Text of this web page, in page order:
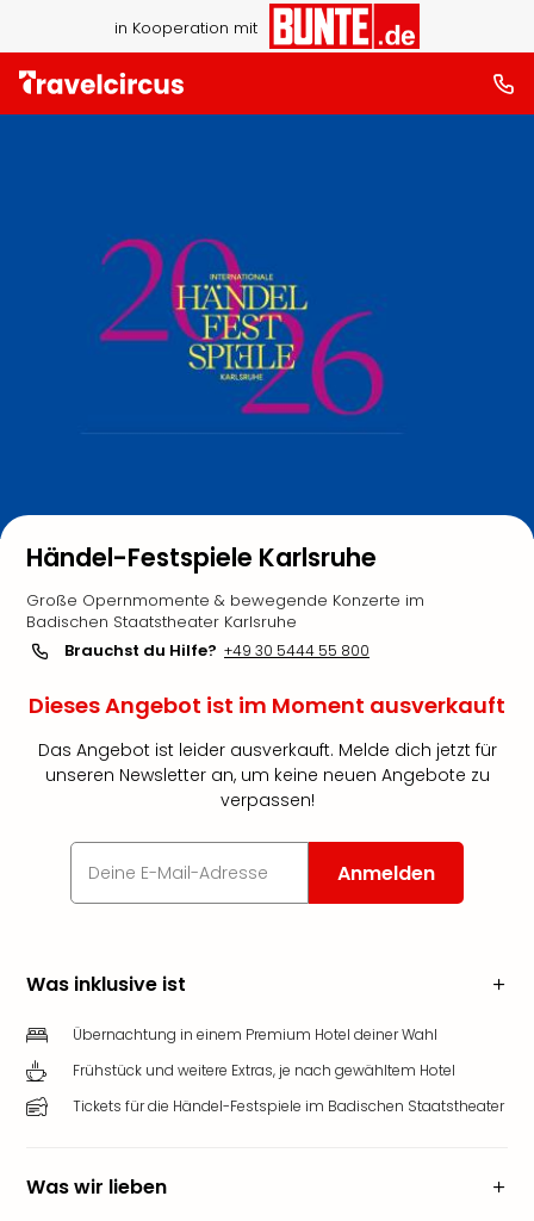
in Kooperation mit
Händel-Festspiele Karlsruhe
Große Opernmomente & bewegende Konzerte im
Badischen Staatstheater Karlsruhe
Brauchst du Hilfe? +49 30 5444 55 800
Dieses Angebot ist im Moment ausverkauft
Das Angebot ist leider ausverkauft. Melde dich jetzt für
unseren Newsletter an, um keine neuen Angebote zu
verpassen!
Anmelden
Was inklusive ist
Übernachtung in einem Premium Hotel deiner Wahl
Frühstück und weitere Extras, je nach gewähltem Hotel
Tickets für die Händel-Festspiele im Badischen Staatstheater
Was wir lieben